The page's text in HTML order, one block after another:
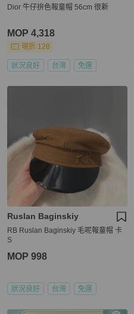
Dior 牛仔拚色報童帽 56cm 很新
MOP 4,318
現折 128
狀況良好 台灣 免運
Ruslan Baginskiy
RB Ruslan Baginskiy 毛呢報童帽 卡
S
MOP 998
狀況良好 台灣 免運